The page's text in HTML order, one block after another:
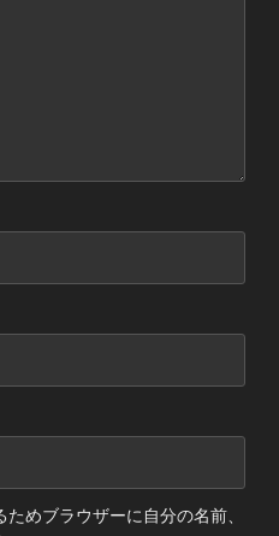
めブラウザーに自分の名前、